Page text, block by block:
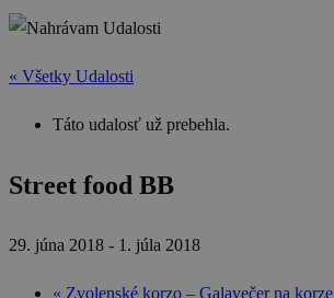
« Všetky Udalosti
Táto udalosť už prebehla.
Street food BB
29. júna 2018 - 1. júla 2018
« Zvolenské korzo – Galavečer na korze